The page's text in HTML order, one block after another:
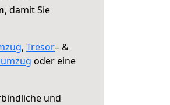
, damit Sie
, Tresor– &
oder eine
und